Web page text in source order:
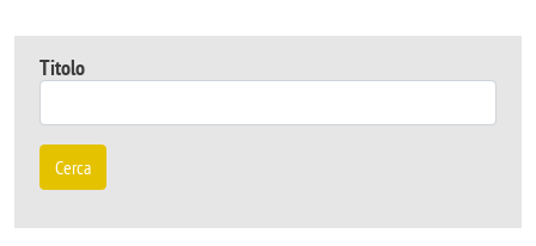
Titolo
Cerca